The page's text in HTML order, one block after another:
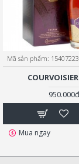
Mã sản phẩm:
950.000đ
Mua ngay